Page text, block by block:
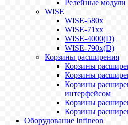
Релейные модули
WISE
WISE-580x
WISE-71xx
WISE-4000(D)
WISE-790x(D)
Корзины расширения
Корзины
Корзины
Корзины
интерфейсом
Корзины
Корзины
Оборудование Infineon